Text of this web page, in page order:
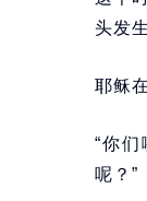
头发
耶稣
“你
呢？”